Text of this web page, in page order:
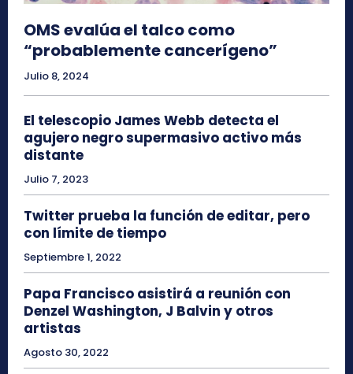
OMS evalúa el talco como
“probablemente cancerígeno”
Julio 8, 2024
El telescopio James Webb detecta el
agujero negro supermasivo activo más
distante
Julio 7, 2023
Twitter prueba la función de editar, pero
con límite de tiempo
Septiembre 1, 2022
Papa Francisco asistirá a reunión con
Denzel Washington, J Balvin y otros
artistas
Agosto 30, 2022